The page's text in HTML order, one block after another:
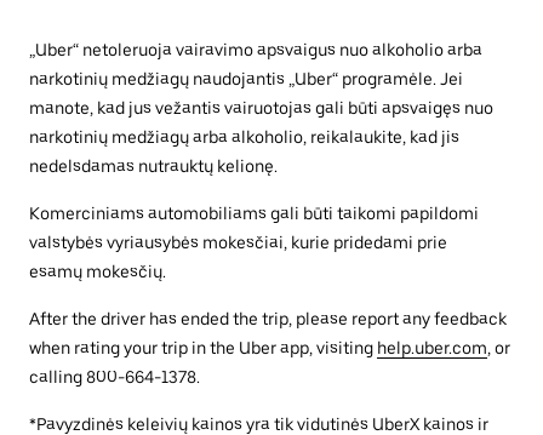
„Uber“ netoleruoja vairavimo apsvaigus nuo alkoholio arba
narkotinių medžiagų naudojantis „Uber“ programėle. Jei
manote, kad jus vežantis vairuotojas gali būti apsvaigęs nuo
narkotinių medžiagų arba alkoholio, reikalaukite, kad jis
nedelsdamas nutrauktų kelionę.
Komerciniams automobiliams gali būti taikomi papildomi
valstybės vyriausybės mokesčiai, kurie pridedami prie
esamų mokesčių.
After the driver has ended the trip, please report any feedback
when rating your trip in the Uber app, visiting help.uber.com, or
calling 800-664-1378.
*Pavyzdinės keleivių kainos yra tik vidutinės UberX kainos ir